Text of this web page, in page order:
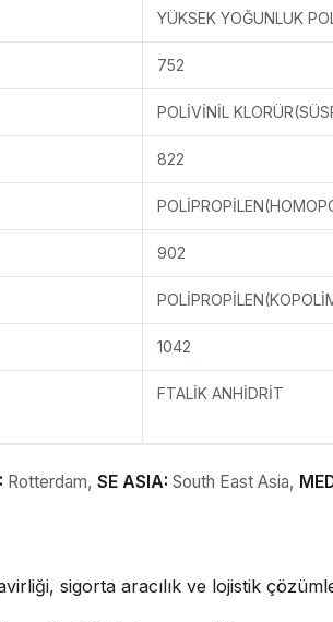
YÜKSEK YOĞUNLUK
752
POLİVİNİL
822
902
1042
FTALİK ANHİDRİT
Rotterdam, SE ASIA: South East Asia,
sigorta aracılık ve lojistik